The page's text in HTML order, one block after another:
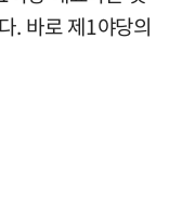
. 바로 제1야당의